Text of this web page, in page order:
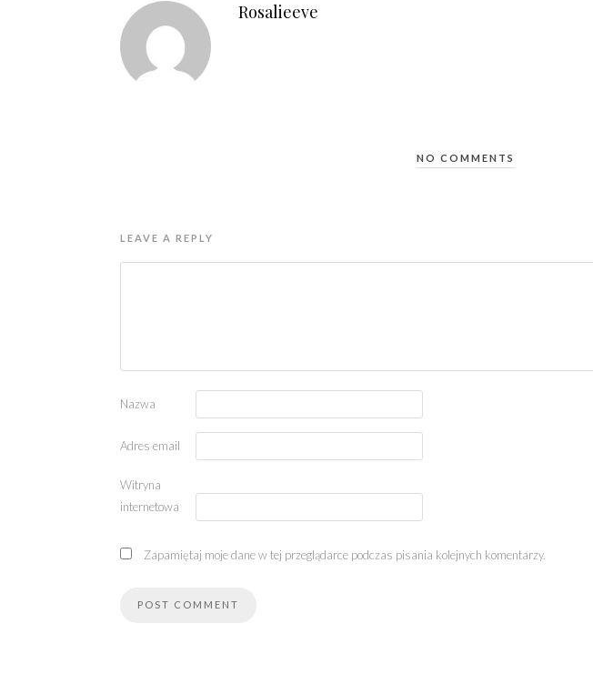
Rosalieeve
NO COMMENTS
LEAVE A REPLY
Nazwa
Adres email
Witryna
internetowa
Zapamiętaj moje dane w tej przeglądarce podczas pisania kolejnych komentarzy.